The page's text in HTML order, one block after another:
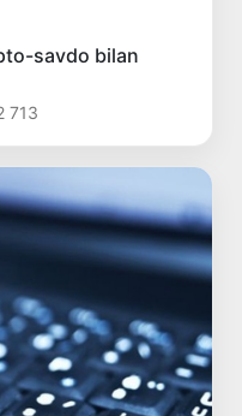
savdo bilan
713